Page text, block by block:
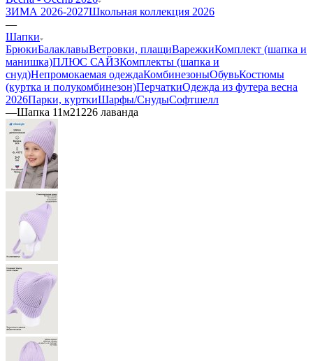
ЗИМА 2026-2027Школьная коллекция 2026
—
Шапки
БрюкиБалаклавыВетровки, плащиВарежкиКомплект (шапка и
манишка)ПЛЮС САЙЗКомплекты (шапка и
снуд)Непромокаемая одеждаКомбинезоныОбувьКостюмы
(куртка и полукомбинезон)ПерчаткиОдежда из футера весна
2026Парки, курткиШарфы/СнудыСофтшелл
—Шапка 11м21226 лаванда